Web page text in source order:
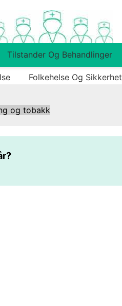
Tilstander Og Behandlinger
Folkehelse Og Sikkerhet
og tobakk